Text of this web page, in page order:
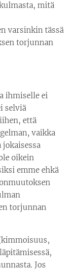
mitä
varsinkin tässä
torjunnan
ihmiselle ei
selviä
että
vaikka
oikein
emme ehkä
torjunnan
Jos